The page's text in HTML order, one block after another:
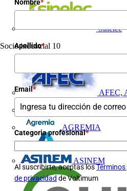
Sinelec
Socio industrial 10
AFEC,
AFME
AGREMIA
ASINEM
Nombre*
Apellido*
Email*
Categoria profesional*
Al suscribirte, aceptas los
de privacidad de Voltimum